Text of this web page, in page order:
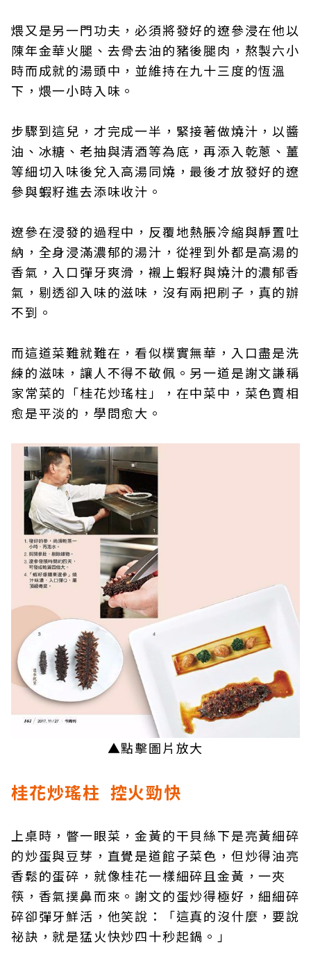
煨又是另一門功夫，必須將發好的遼參浸在他以
陳年金華火腿、去骨去油的豬後腿肉，熬製六小
時而成就的湯頭中，並維持在九十三度的恆溫
下，煨一小時入味。
步驟到這兒，才完成一半，緊接著做燒汁，以醬
油、冰糖、老抽與清酒等為底，再添入乾蔥、薑
等細切入味後兌入高湯同燒，最後才放發好的遼
參與蝦籽進去添味收汁。
遼參在浸發的過程中，反覆地熱脹冷縮與靜置吐
納，全身浸滿濃郁的湯汁，從裡到外都是高湯的
香氣，入口彈牙爽滑，襯上蝦籽與燒汁的濃郁香
氣，剔透卻入味的滋味，沒有兩把刷子，真的辦
不到。
而這道菜難就難在，看似樸實無華，入口盡是洗
練的滋味，讓人不得不敬佩。另一道是謝文謙稱
家常菜的「桂花炒瑤柱」，在中菜中，菜色賣相
愈是平淡的，學問愈大。
▲點擊圖片放大
桂花炒瑤柱 控火勁快
上桌時，瞥一眼菜，金黃的干貝絲下是亮黃細碎
的炒蛋與豆芽，直覺是道館子菜色，但炒得油亮
香鬆的蛋碎，就像桂花一樣細碎且金黃，一夾
筷，香氣撲鼻而來。謝文的蛋炒得極好，細細碎
碎卻彈牙鮮活，他笑說：「這真的沒什麼，要說
祕訣，就是猛火快炒四十秒起鍋。」